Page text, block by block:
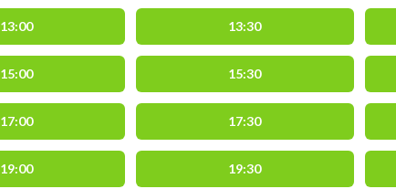
13:00 13:30
15:00 15:30
17:00 17:30
19:00 19:30